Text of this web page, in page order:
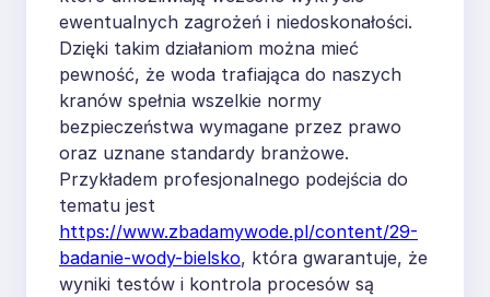
ewentualnych zagrożeń i niedoskonałości.
Dzięki takim działaniom można mieć
pewność, że woda trafiająca do naszych
kranów spełnia wszelkie normy
bezpieczeństwa wymagane przez prawo
oraz uznane standardy branżowe.
Przykładem profesjonalnego podejścia do
tematu jest
https://www.zbadamywode.pl/content/29-
badanie-wody-bielsko, która gwarantuje, że
wyniki testów i kontrola procesów są